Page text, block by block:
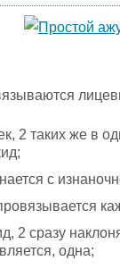
2 таких же в
с
2 сразу
одна;